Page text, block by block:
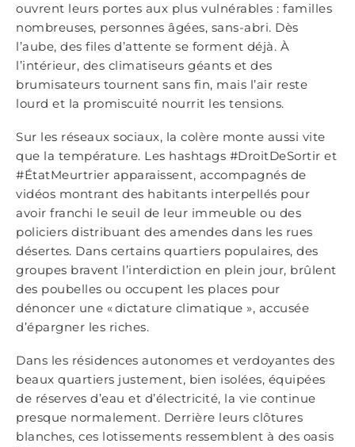
ouvrent leurs portes aux plus vulnérables : familles
nombreuses, personnes âgées, sans-abri. Dès
l’aube, des files d’attente se forment déjà. À
l’intérieur, des climatiseurs géants et des
brumisateurs tournent sans fin, mais l’air reste
lourd et la promiscuité nourrit les tensions.
Sur les réseaux sociaux, la colère monte aussi vite
que la température. Les hashtags #DroitDeSortir et
#ÉtatMeurtrier apparaissent, accompagnés de
vidéos montrant des habitants interpellés pour
avoir franchi le seuil de leur immeuble ou des
policiers distribuant des amendes dans les rues
désertes. Dans certains quartiers populaires, des
groupes bravent l’interdiction en plein jour, brûlent
des poubelles ou occupent les places pour
dénoncer une « dictature climatique », accusée
d’épargner les riches.
Dans les résidences autonomes et verdoyantes des
beaux quartiers justement, bien isolées, équipées
de réserves d’eau et d’électricité, la vie continue
presque normalement. Derrière leurs clôtures
blanches, ces lotissements ressemblent à des oasis